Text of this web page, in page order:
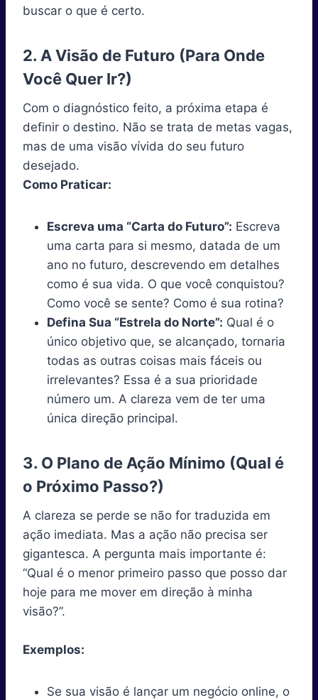
buscar o que é certo.
2. A Visão de Futuro (Para Onde
Você Quer Ir?)
Com o diagnóstico feito, a próxima etapa é
definir o destino. Não se trata de metas vagas,
mas de uma visão vívida do seu futuro
desejado.
Como Praticar:
Escreva uma “Carta do Futuro”: Escreva
uma carta para si mesmo, datada de um
ano no futuro, descrevendo em detalhes
como é sua vida. O que você conquistou?
Como você se sente? Como é sua rotina?
Defina Sua “Estrela do Norte”: Qual é o
único objetivo que, se alcançado, tornaria
todas as outras coisas mais fáceis ou
irrelevantes? Essa é a sua prioridade
número um. A clareza vem de ter uma
única direção principal.
3. O Plano de Ação Mínimo (Qual é
o Próximo Passo?)
A clareza se perde se não for traduzida em
ação imediata. Mas a ação não precisa ser
gigantesca. A pergunta mais importante é:
“Qual é o menor primeiro passo que posso dar
hoje para me mover em direção à minha
visão?”.
Exemplos:
Se sua visão é lançar um negócio online, o